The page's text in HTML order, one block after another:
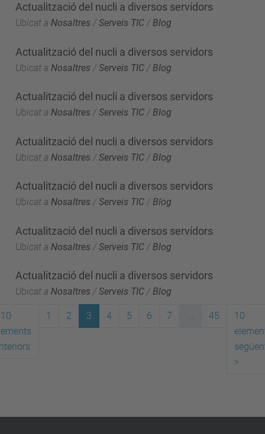
Actualització del nucli a diversos servidors
Ubicat a Nosaltres /Serveis TIC /Blog
Actualització del nucli a diversos servidors
Ubicat a Nosaltres /Serveis TIC / Blog
Actualització del nucli a diversos servidors
Ubicat a Nosaltres /Serveis TIC /Blog
Actualització del nucli a diversos servidors
Ubicat a Nosaltres /Serveis TIC / Blog
Actualització del nucli a diversos servidors
Ubicat a Nosaltres /Serveis TIC /Blog
Actualització del nucli a diversos servidors
Ubicat a Nosaltres /Serveis TIC / Blog
Actualització del nucli a diversos servidors
Ubicat a Nosaltres /Serveis TIC /Blog
10
1 2 3 4 5 6 7 ... 45
10
>